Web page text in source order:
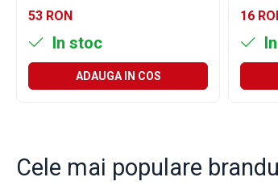
Camere agricole/forestiere
Acumulatori moto/ATV
53 RON
In stoc
ADAUGA IN COS
16
Cele mai populare